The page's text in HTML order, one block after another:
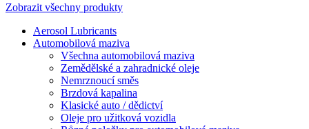
Zobrazit všechny produkty
Aerosol Lubricants
Automobilová maziva
Všechna automobilová maziva
Zemědělské a zahradnické oleje
Nemrznoucí směs
Brzdová kapalina
Klasické auto / dědictví
Oleje pro užitková vozidla